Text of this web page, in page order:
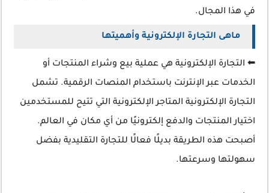
في هذا المجال.
ماهى التجارة الإلكترونية وأهميتها
⬅ التجارة الإلكترونية هي عملية بيع وشراء المنتجات أو
الخدمات عبر الإنترنت باستخدام المنصات الرقمية. تشمل
التجارة الإلكترونية المتاجر الإلكترونية التي تتيح للمستخدمين
اختيار المنتجات والدفع إلكترونيًا من أي مكان في العالم.
أصبحت هذه الطريقة بديلًا فعالًا للتجارة التقليدية بفضل
سهولتها وسرعتها.